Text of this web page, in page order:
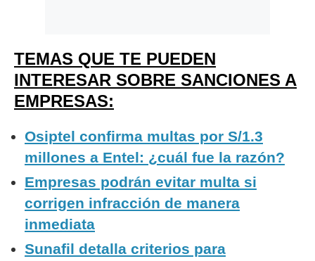
TEMAS QUE TE PUEDEN
INTERESAR SOBRE SANCIONES A
EMPRESAS:
Osiptel confirma multas por S/1.3
millones a Entel: ¿cuál fue la razón?
Empresas podrán evitar multa si
corrigen infracción de manera
inmediata
Sunafil detalla criterios para